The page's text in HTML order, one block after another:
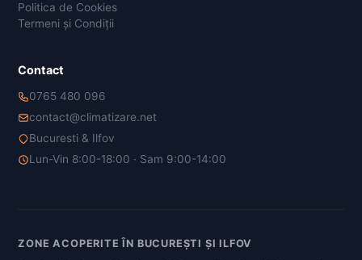
Politica de Cookies
Termeni și Condiții
Contact
0765 480 096
contact@climatizare.net
Bucuresti & Ilfov
Lun-Vin 8:00-18:00 · Sam 9:00-14:00
ZONE ACOPERITE ÎN BUCUREȘTI ȘI ILFOV